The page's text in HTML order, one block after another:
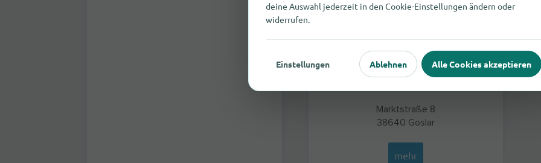
Marktstraße 8
38640 Goslar
mehr
deine Auswahl jederzeit in den Cookie-Einstellungen ändern oder
widerrufen.
Einstellungen Ablehnen Alle Cookies akzeptieren